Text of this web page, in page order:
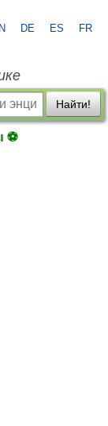
DE ES FR
Найти!
⚽